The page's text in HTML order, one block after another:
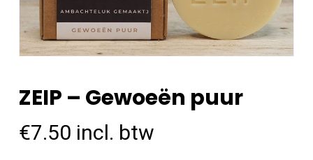
ZEIP – Gewoeën puur
€7.50 incl. btw